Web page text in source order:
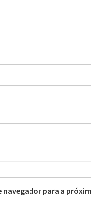
navegador para a